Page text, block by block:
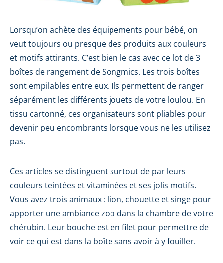
Lorsqu’on achète des équipements pour bébé, on
veut toujours ou presque des produits aux couleurs
et motifs attirants. C’est bien le cas avec ce lot de 3
boîtes de rangement de Songmics. Les trois boîtes
sont empilables entre eux. Ils permettent de ranger
séparément les différents jouets de votre loulou. En
tissu cartonné, ces organisateurs sont pliables pour
devenir peu encombrants lorsque vous ne les utilisez
pas.
Ces articles se distinguent surtout de par leurs
couleurs teintées et vitaminées et ses jolis motifs.
Vous avez trois animaux : lion, chouette et singe pour
apporter une ambiance zoo dans la chambre de votre
chérubin. Leur bouche est en filet pour permettre de
voir ce qui est dans la boîte sans avoir à y fouiller.